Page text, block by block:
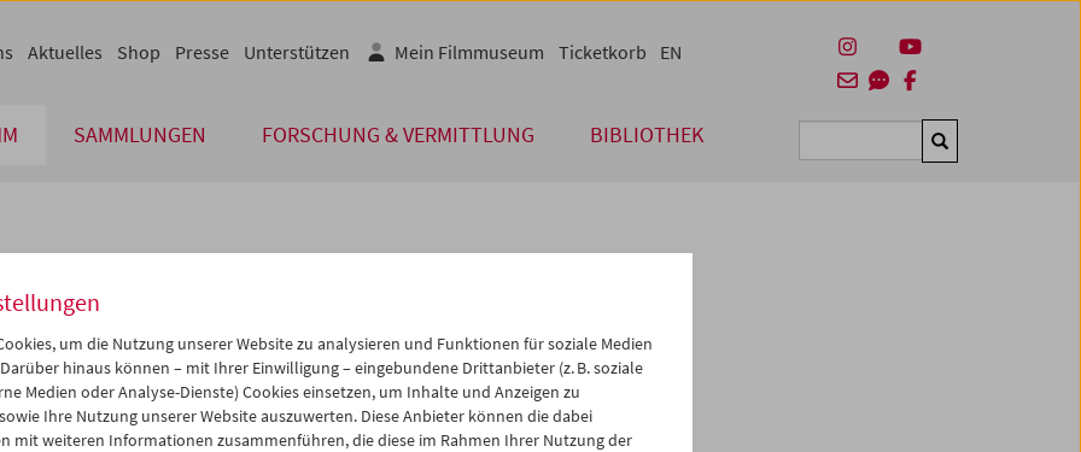
SAMMLUNGEN FORSCHUNG & VERMITTLUNG BIBLIOTHEK Suchen
Aktuelles Shop Presse Unterstützen Mein Filmmuseum Ticketkorb EN
Aug 2028 >>
Mi Do Fr Sa So
02 03 04 05
06
09 10 11 12
13
iCalender
Programmheft-PDF
English language or subtitles
um die Nutzung unserer Website zu analysieren und Funktionen für soziale Medien
hinaus können – mit Ihrer Einwilligung – eingebundene Drittanbieter (z. B. soziale
Medien oder Analyse-Dienste) Cookies einsetzen, um Inhalte und Anzeigen zu
Ihre Nutzung unserer Website auszuwerten. Diese Anbieter können die dabei
mit weiteren Informationen zusammenführen, die diese im Rahmen Ihrer Nutzung der